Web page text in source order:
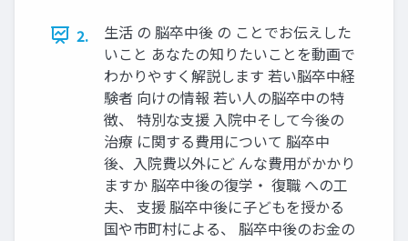
2.
生活 の 脳卒中後 の ことでお伝えした
いこと あなたの知りたいことを動画で
わかりやすく解説します 若い脳卒中経
験者 向けの情報 若い人の脳卒中の特
徴、 特別な支援 入院中そして今後の
治療 に関する費用について 脳卒中
後、入院費以外にど んな費用がかかり
ますか 脳卒中後の復学・ 復職 への工
夫、 支援 脳卒中後に子どもを授かる
国や市町村による、 脳卒中後のお金の